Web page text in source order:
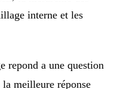
interne et les
repond a une question
meilleure réponse